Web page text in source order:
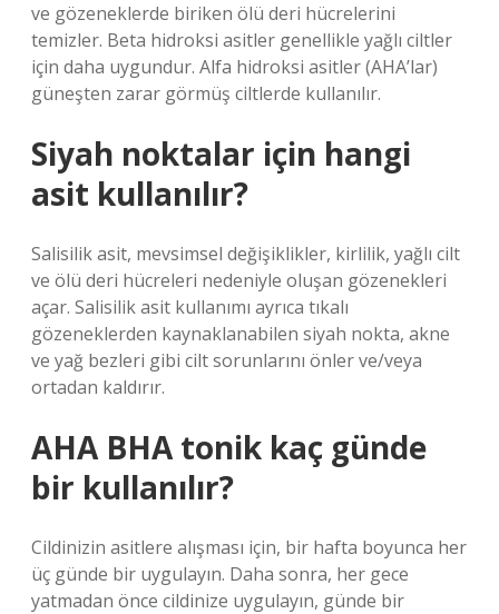
ve gözeneklerde biriken ölü deri hücrelerini
temizler. Beta hidroksi asitler genellikle yağlı ciltler
için daha uygundur. Alfa hidroksi asitler (AHA’lar)
güneşten zarar görmüş ciltlerde kullanılır.
Siyah noktalar için hangi
asit kullanılır?
Salisilik asit, mevsimsel değişiklikler, kirlilik, yağlı cilt
ve ölü deri hücreleri nedeniyle oluşan gözenekleri
açar. Salisilik asit kullanımı ayrıca tıkalı
gözeneklerden kaynaklanabilen siyah nokta, akne
ve yağ bezleri gibi cilt sorunlarını önler ve/veya
ortadan kaldırır.
AHA BHA tonik kaç günde
bir kullanılır?
Cildinizin asitlere alışması için, bir hafta boyunca her
üç günde bir uygulayın. Daha sonra, her gece
yatmadan önce cildinize uygulayın, günde bir